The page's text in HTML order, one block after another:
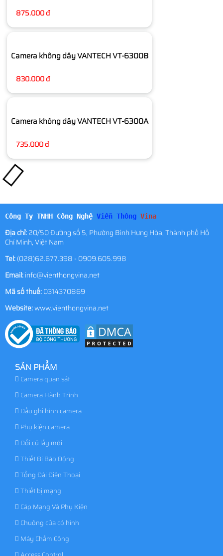
875.000 đ
Camera không dây VANTECH VT-6300B
830.000 đ
Camera không dây VANTECH VT-6300A
735.000 đ
Công Ty TNHH Công Nghệ Viễn Thông Vina
Địa chỉ:20/50 Đường số 5, Phường Bình Hưng Hòa, Thành phố Hồ
Chí Minh, Việt Nam
Tel:(028)62.677.398 - 0909.605.998
Email:info@vienthongvina.net
Mã số thuế:0314370869
Website:www.vienthongvina.net
SẢN PHẨM
Camera quan sát
Camera Hành Trình
Đầu ghi hình camera
Phụ kiện camera
Đổi cũ lấy mới
Thiết Bị Báo Động
Tổng Đài Điện Thoại
Thiết bị mạng
Cáp Mạng Và Phụ Kiện
Chuông cửa có hình
Máy Chấm Công